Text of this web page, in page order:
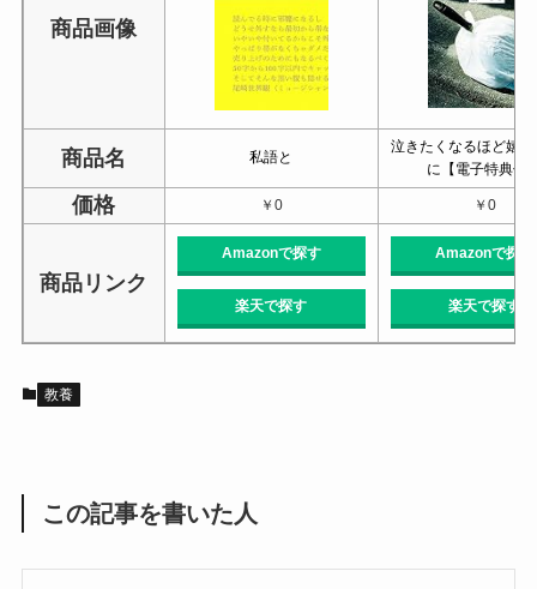
商品画像
商品名 私語と
泣きたくなるほど嬉
に【電子特典付
価格 ￥0 ￥0
商品リンク
Amazonで探す
楽天で探す
Amazonで探す
楽天で探す
教養
この記事を書いた人